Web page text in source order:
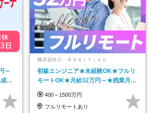
～
AI
株式会社Ｃ Ａｄｄｉｔｉｏｎ
初級エンジニア★未経験OK★フルリ
モートOK★月給32万円～★残業月10
400～1500万円
フルリモートあり